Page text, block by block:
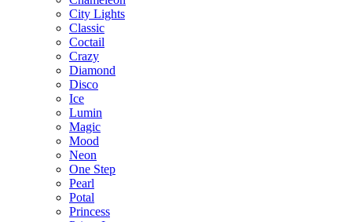
City Lights
Classic
Coctail
Crazy
Diamond
Disco
Ice
Lumin
Magic
Mood
Neon
One Step
Pearl
Potal
Princess